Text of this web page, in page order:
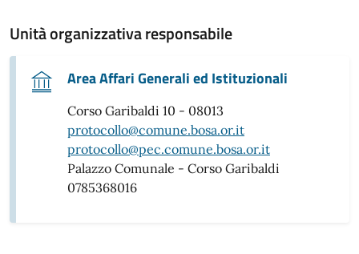
Unità organizzativa responsabile
Area Affari Generali ed Istituzionali
Corso Garibaldi 10 - 08013
protocollo@comune.bosa.or.it
protocollo@pec.comune.bosa.or.it
Palazzo Comunale - Corso Garibaldi
0785368016